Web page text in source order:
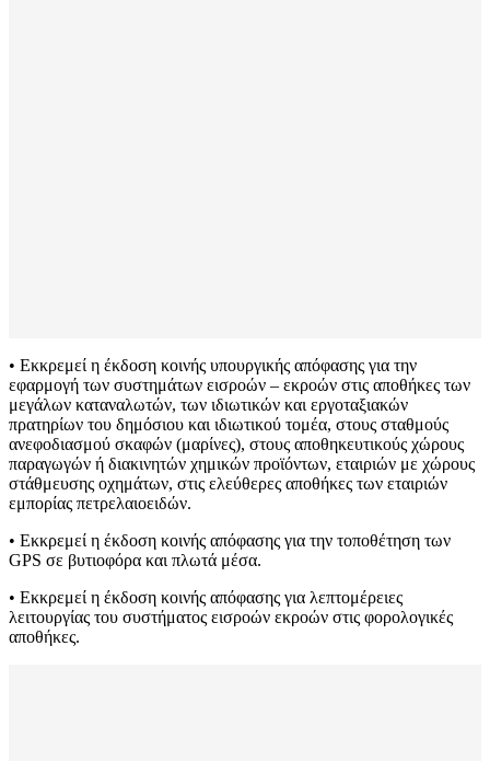
• Εκκρεμεί η έκδοση κοινής υπουργικής απόφασης για την
εφαρμογή των συστημάτων εισροών – εκροών στις αποθήκες των
μεγάλων καταναλωτών, των ιδιωτικών και εργοταξιακών
πρατηρίων του δημόσιου και ιδιωτικού τομέα, στους σταθμούς
ανεφοδιασμού σκαφών (μαρίνες), στους αποθηκευτικούς χώρους
παραγωγών ή διακινητών χημικών προϊόντων, εταιριών με χώρους
στάθμευσης οχημάτων, στις ελεύθερες αποθήκες των εταιριών
εμπορίας πετρελαιοειδών.
• Εκκρεμεί η έκδοση κοινής απόφασης για την τοποθέτηση των
GPS σε βυτιοφόρα και πλωτά μέσα.
• Εκκρεμεί η έκδοση κοινής απόφασης για λεπτομέρειες
λειτουργίας του συστήματος εισροών εκροών στις φορολογικές
αποθήκες.